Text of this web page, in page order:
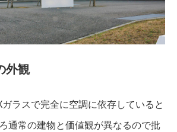
外観
ラスで完全に空調に依存していると
通常の建物と価値観が異なるので批